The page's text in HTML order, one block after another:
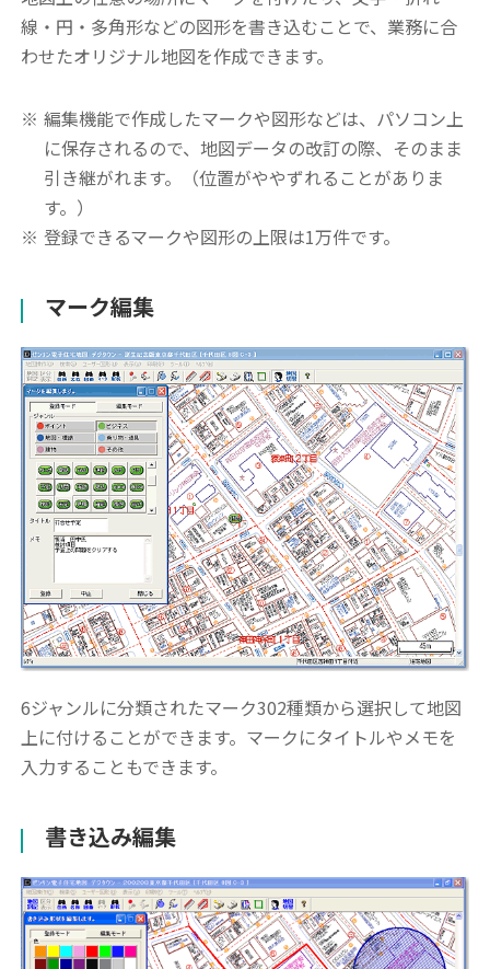
線・円・多角形などの図形を書き込むことで、業務に合
わせたオリジナル地図を作成できます。
※ 編集機能で作成したマークや図形などは、パソコン上
に保存されるので、地図データの改訂の際、そのまま
引き継がれます。（位置がややずれることがありま
す。）
※ 登録できるマークや図形の上限は1万件です。
マーク編集
6ジャンルに分類されたマーク302種類から選択して地図
上に付けることができます。マークにタイトルやメモを
入力することもできます。
書き込み編集